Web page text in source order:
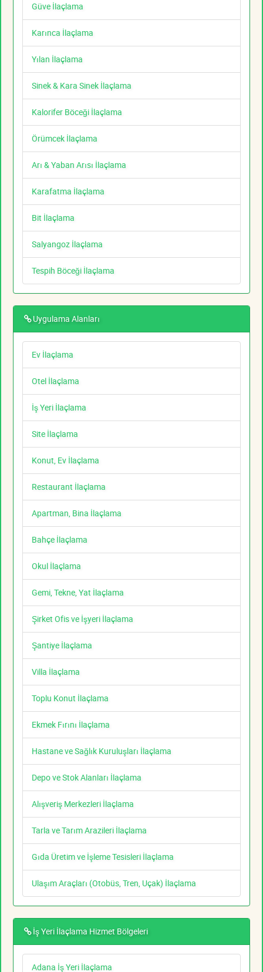
Güve İlaçlama
Karınca İlaçlama
Yılan İlaçlama
Sinek & Kara Sinek İlaçlama
Kalorifer Böceği İlaçlama
Örümcek İlaçlama
Arı & Yaban Arısı İlaçlama
Karafatma İlaçlama
Bit İlaçlama
Salyangoz İlaçlama
Tespih Böceği İlaçlama
Uygulama Alanları
Ev İlaçlama
Otel İlaçlama
İş Yeri İlaçlama
Site İlaçlama
Konut, Ev İlaçlama
Restaurant İlaçlama
Apartman, Bina İlaçlama
Bahçe İlaçlama
Okul İlaçlama
Gemi, Tekne, Yat İlaçlama
Şirket Ofis ve İşyeri İlaçlama
Şantiye İlaçlama
Villa İlaçlama
Toplu Konut İlaçlama
Ekmek Fırını İlaçlama
Hastane ve Sağlık Kuruluşları İlaçlama
Depo ve Stok Alanları İlaçlama
Alışveriş Merkezleri İlaçlama
Tarla ve Tarım Arazileri İlaçlama
Gıda Üretim ve İşleme Tesisleri İlaçlama
Ulaşım Araçları (Otobüs, Tren, Uçak) İlaçlama
İş Yeri İlaçlama Hizmet Bölgeleri
Adana İş Yeri İlaçlama